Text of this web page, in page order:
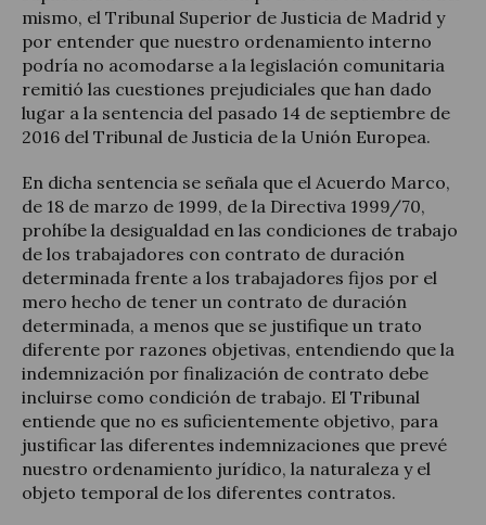
mismo, el Tribunal Superior de Justicia de Madrid y
por entender que nuestro ordenamiento interno
podría no acomodarse a la legislación comunitaria
remitió las cuestiones prejudiciales que han dado
lugar a la sentencia del pasado 14 de septiembre de
2016 del Tribunal de Justicia de la Unión Europea.
En dicha sentencia se señala que el Acuerdo Marco,
de 18 de marzo de 1999, de la Directiva 1999/70,
prohíbe la desigualdad en las condiciones de trabajo
de los trabajadores con contrato de duración
determinada frente a los trabajadores fijos por el
mero hecho de tener un contrato de duración
determinada, a menos que se justifique un trato
diferente por razones objetivas, entendiendo que la
indemnización por finalización de contrato debe
incluirse como condición de trabajo. El Tribunal
entiende que no es suficientemente objetivo, para
justificar las diferentes indemnizaciones que prevé
nuestro ordenamiento jurídico, la naturaleza y el
objeto temporal de los diferentes contratos.